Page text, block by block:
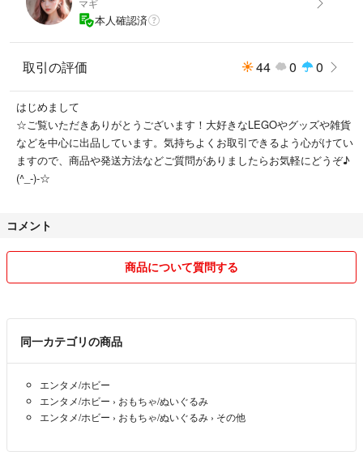
#ナイトキングダム
#騎士の王国
#世界の冒険シリーズ
#お城シリーズ
#南海の勇者シリーズ
#パイレーツ
#街シリーズ
#シティ
#CITY
#宇宙シリーズ
#ウエスタンシリー ズ
#レゴテクニック
#パラディサ
#ハリー・ポッター
#ロイヤルキング城
#ブラックナイト城
#ブラックドラゴン城
#ブラックナイトシップ
#マジックドラゴン城
マギ
本人確認済
取引の評価 44 0 0
はじめまして
☆ご覧いただきありがとうございます！大好きなLEGOやグッズや雑貨
などを中心に出品しています。気持ちよくお取引できるよう心がけてい
ますので、商品や発送方法などご質問がありましたらお気軽にどうぞ♪
(^_-)-☆
コメント
商品について質問する
同一カテゴリの商品
エンタメ/ホビー
エンタメ/ホビー › おもちゃ/ぬいぐるみ
エンタメ/ホビー › おもちゃ/ぬいぐるみ › その他